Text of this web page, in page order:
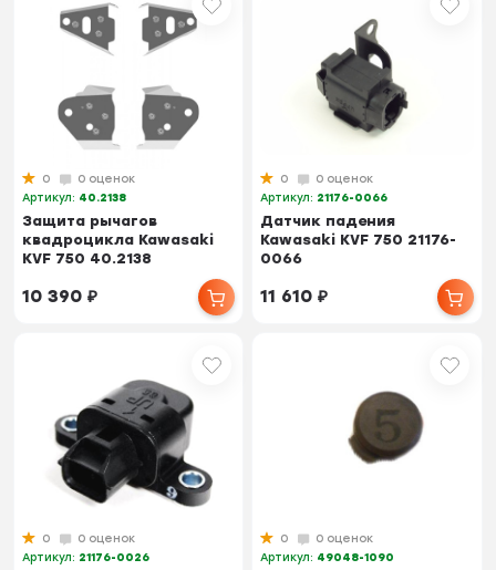
0
0 оценок
Артикул: 40.2138
Защита рычагов
квадроцикла Kawasaki
KVF 750 40.2138
10 390₽
0
0 оценок
Артикул: 21176-0066
Датчик падения
Kawasaki KVF 750 21176-
0066
11 610₽
0
0 оценок
Артикул: 21176-0026
0
0 оценок
Артикул: 49048-1090